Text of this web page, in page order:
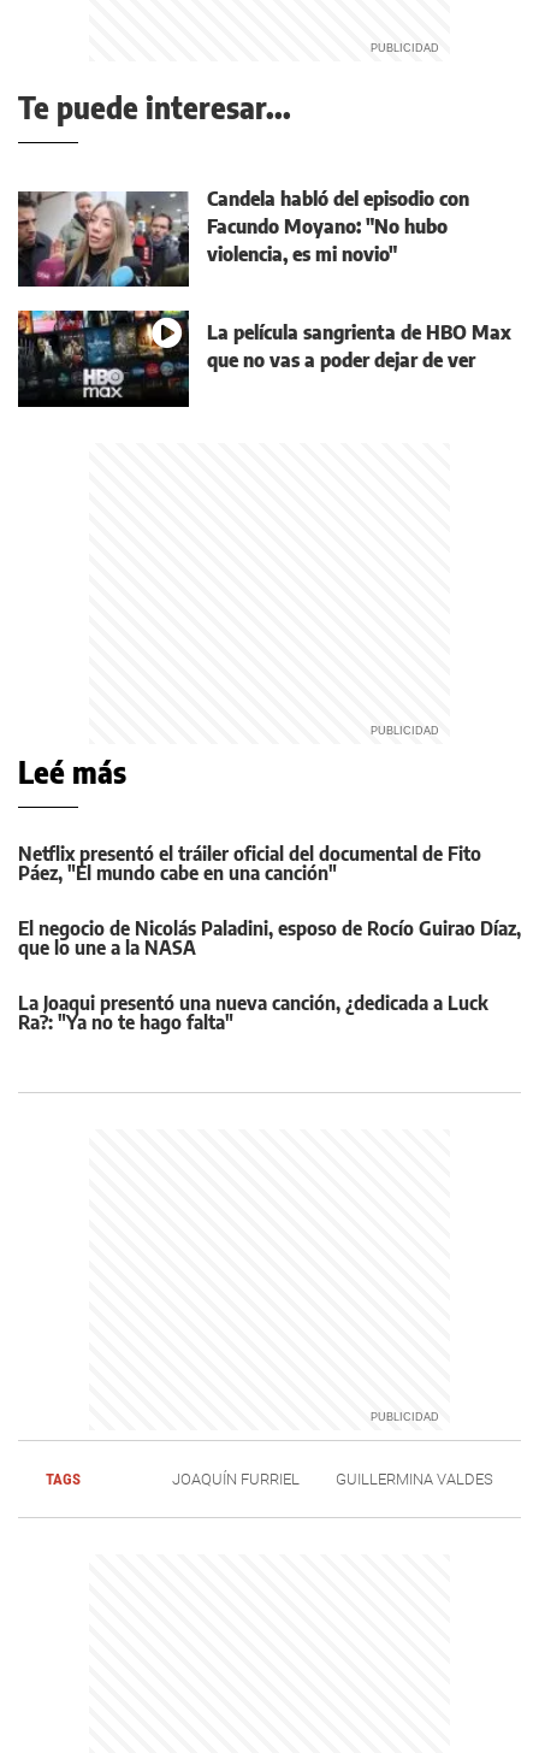
Te puede interesar...
Candela habló del episodio con
Facundo Moyano: "No hubo
violencia, es mi novio"
La película sangrienta de HBO Max
que no vas a poder dejar de ver
Leé más
Netflix presentó el tráiler oficial del documental de Fito
Páez, "El mundo cabe en una canción"
El negocio de Nicolás Paladini, esposo de Rocío Guirao Díaz,
que lo une a la NASA
La Joaqui presentó una nueva canción, ¿dedicada a Luck
Ra?: "Ya no te hago falta"
TAGS JOAQUÍN FURRIEL GUILLERMINA VALDES